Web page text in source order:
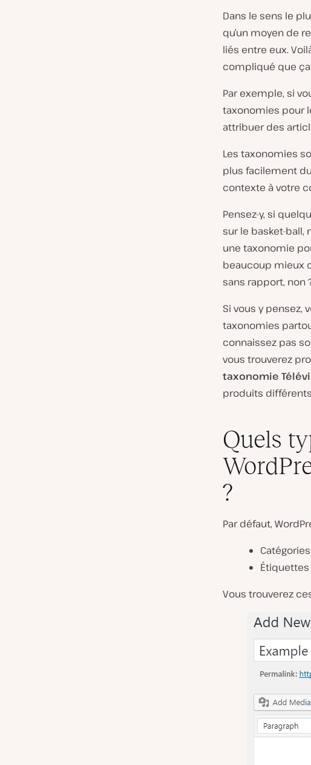
Dans le sens le
qu’un moyen de
liés entre eux.
compliqué que ça
Par exemple, si
taxonomies pour
attribuer des
Les taxonomies
plus facilement
contexte à votre
Pensez-y, si
sur le basket-ball,
une taxonomie
beaucoup mieux
sans rapport, non
Si vous y pensez,
taxonomies
connaissez pas
vous trouverez
taxonomie
produits
Quels
?
Par défaut,
Catégories
Étiquettes
Vous trouverez